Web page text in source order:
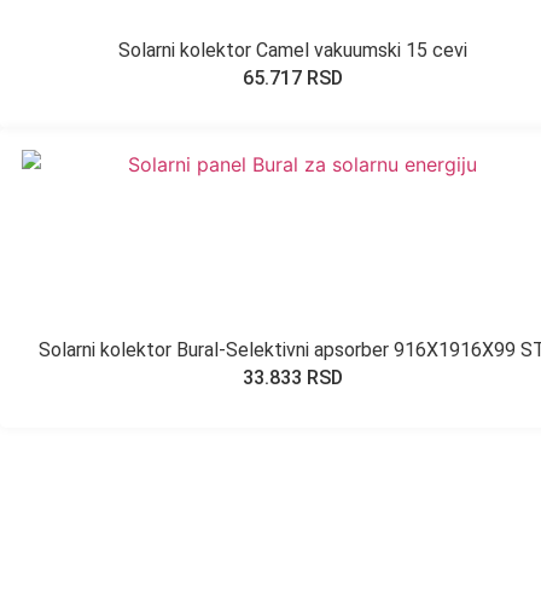
Solarni kolektor Camel vakuumski 15 cevi
65.717 RSD
Solarni kolektor Bural-Selektivni apsorber 916X1916X99
33.833 RSD